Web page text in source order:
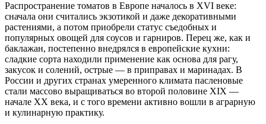
Распространение томатов в Европе началось в XVI веке:
сначала они считались экзотикой и даже декоративными
растениями, а потом приобрели статус съедобных и
популярных овощей для соусов и гарниров. Перец же, как и
баклажан, постепенно внедрялся в европейские кухни:
сладкие сорта находили применение как основа для рагу,
закусок и солений, острые — в приправах и маринадах. В
России и других странах умеренного климата пасленовые
стали массово выращиваться во второй половине XIX —
начале XX века, и с того времени активно вошли в аграрную
и кулинарную практику.